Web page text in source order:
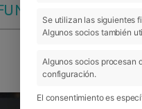
MIGUEL
Se utilizan las siguientes
Algunos socios también
Algunos socios procesan
configuración.
El consentimiento es